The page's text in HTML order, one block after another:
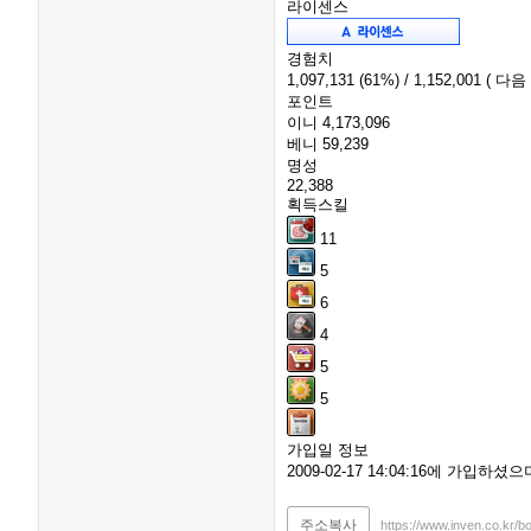
라이센스
경험치
1,097,131 (61%) / 1,152,001 ( 다음
포인트
이니 4,173,096
베니 59,239
명성
22,388
획득스킬
11
5
6
4
5
5
가입일 정보
2009-02-17 14:04:16에 가입하셨
주소복사 https://www.inven.co.kr/